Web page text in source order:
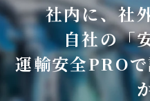
社内に、社
自社の「
運輸安全PRO